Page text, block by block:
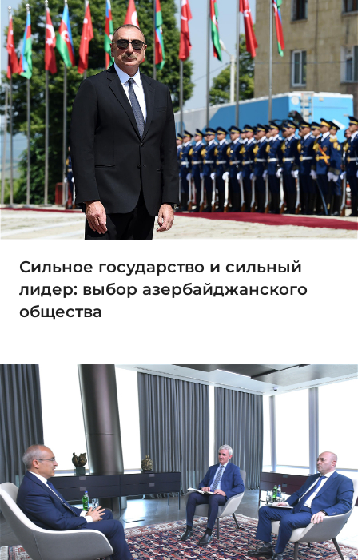
Сильное государство и сильный
лидер: выбор азербайджанского
общества